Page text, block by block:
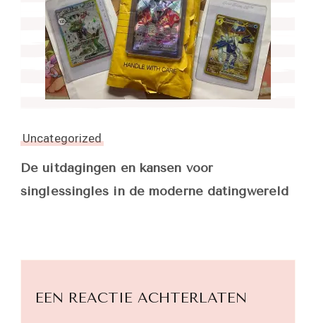
Uncategorized
De uitdagingen en kansen voor
singlessingles in de moderne datingwereld
EEN REACTIE ACHTERLATEN